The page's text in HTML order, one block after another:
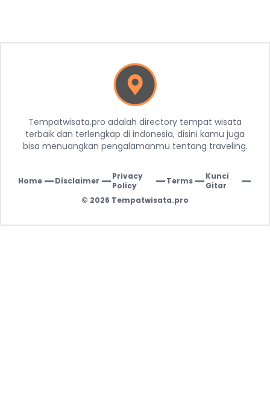
Tempatwisata.pro adalah directory tempat wisata
terbaik dan terlengkap di indonesia, disini kamu juga
bisa menuangkan pengalamanmu tentang traveling.
Home| Disclaimer | Privacy
Policy
| Terms| Kunci
Gitar
|
© 2026 Tempatwisata.pro